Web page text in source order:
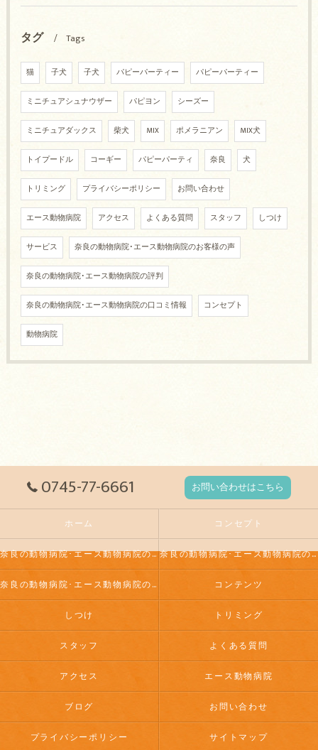
タグ Tags
猫 子犬 子犬 パピーパーティー パピーパーティー
ミニチュアシュナウザー パピヨン シーズー
ミニチュアダックス 柴犬 MIX ポメラニアン MIX犬
トイプードル コーギー パピーパーティ 奈良 犬
トリミング プライバシーポリシー お問い合わせ
エース動物病院 アクセス よくある質問 スタッフ しつけ
サービス 奈良の動物病院･エース動物病院のお客様の声
奈良の動物病院･エース動物病院の評判
奈良の動物病院･エース動物病院の口コミ情報 コンセプト
動物病院
0745-77-6661 お問い合わせはこちら
ホーム コンセプト
奈良の動物病院･エース動物病院の口コミ情報 奈良の動物病院･エース動物病院の評判
奈良の動物病院･エース動物病院のお客様の声 コンテンツ
しつけ トリミング
スタッフ よくある質問
アクセス エース動物病院
ブログ お問い合わせ
プライバシーポリシー サイトマップ